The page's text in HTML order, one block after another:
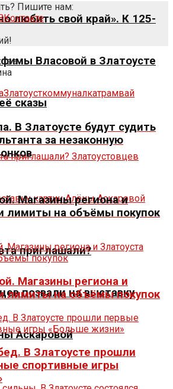
любить свой край». К 125-
Власовой в Златоусте
сказы
приглашали?
позвали на выставку
Аскаровой
Пишите нам:
Златоусткоммуналкатрамвай
В Златоусте будут судить
за незаконную
Магазины региона и
лимиты на объёмы покупок
Магазины региона и
лимиты на объёмы покупок
В Златоусте прошли
спортивные игры